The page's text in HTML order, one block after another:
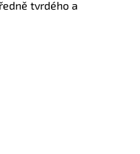
tvrdého a